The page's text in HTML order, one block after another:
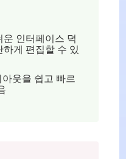
인터페이스 덕
게 편집할 수 있
웃을 쉽고 빠르